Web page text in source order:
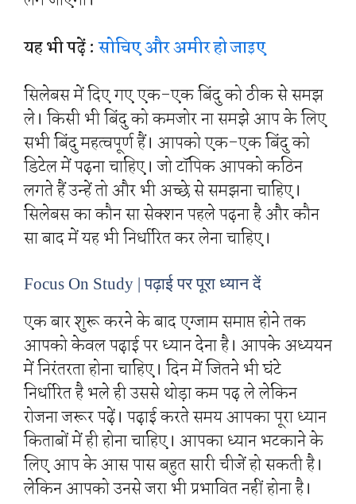
यह भी पढ़ें : सोचिए और अमीर हो जाइए
सिलेबस में दिए गए एक-एक बिंदु को ठीक से समझ
ले। किसी भी बिंदु को कमजोर ना समझे आप के लिए
सभी बिंदु महत्वपूर्ण हैं। आपको एक-एक बिंदु को
डिटेल में पढ़ना चाहिए। जो टॉपिक आपको कठिन
लगते हैं उन्हें तो और भी अच्छे से समझना चाहिए।
सिलेबस का कौन सा सेक्शन पहले पढ़ना है और कौन
सा बाद में यह भी निर्धारित कर लेना चाहिए।
Focus On Study | पढ़ाई पर पूरा ध्यान दें
एक बार शुरू करने के बाद एग्जाम समाप्त होने तक
आपको केवल पढ़ाई पर ध्यान देना है। आपके अध्ययन
में निरंतरता होना चाहिए। दिन में जितने भी घंटे
निर्धारित है भले ही उससे थोड़ा कम पढ़ ले लेकिन
रोजना जरूर पढ़ें। पढ़ाई करते समय आपका पूरा ध्यान
किताबों में ही होना चाहिए। आपका ध्यान भटकाने के
लिए आप के आस पास बहुत सारी चीजें हो सकती है।
लेकिन आपको उनसे जरा भी प्रभावित नहीं होना है।